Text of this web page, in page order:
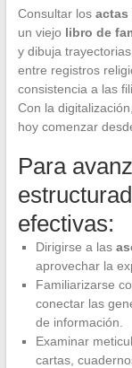
Consultar los actas
un viejo libro de
y dibuja
entre registros
consistencia a las
Con la
hoy comenzar
Para
efectivas:
Dirigirse a las
aprovechar la
Familiarizarse
conectar las
de información.
Examinar
cartas,